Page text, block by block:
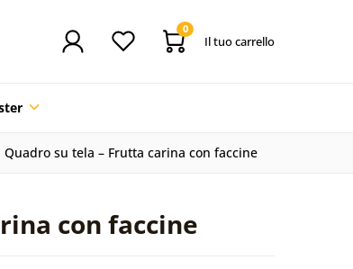
0
Il tuo carrello
Quadro su tela – Frutta carina con faccine
con faccine